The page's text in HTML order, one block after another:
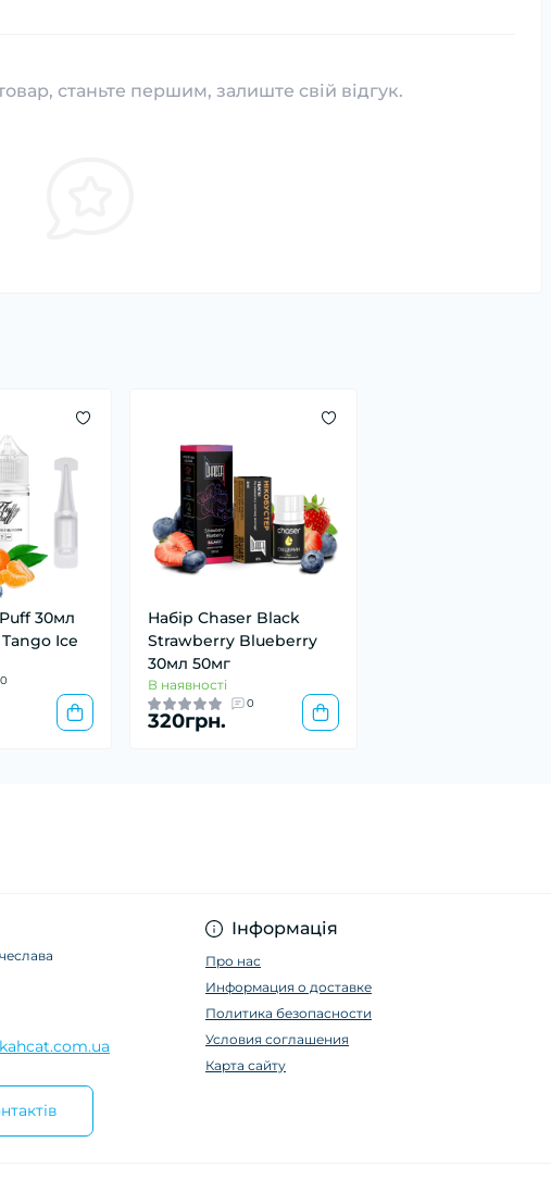
станьте першим, залиште свій відгук.
30мл
Ice
0
Набір Chaser Black
Strawberry Blueberry
30мл 50мг
В наявності
0
320грн.
Інформація
Про нас
Информация о доставке
Политика безопасности
Условия соглашения
Карта сайту